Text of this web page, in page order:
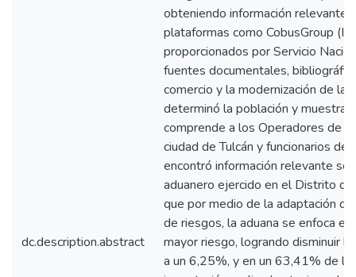
dc.description.abstract
obteniendo información relevante
plataformas como CobusGroup
proporcionados por Servicio
fuentes documentales,
comercio y la modernización de
determinó la población y muestra
comprende a los Operadores de
ciudad de Tulcán y funcionarios
encontró información relevante
aduanero ejercido en el Distrito de
que por medio de la adaptación
de riesgos, la aduana se enfoca
mayor riesgo, logrando disminuir
a un 6,25%, y en un 63,41% de